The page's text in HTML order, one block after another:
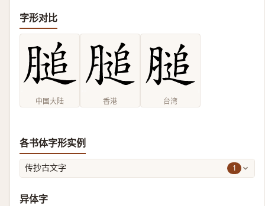
字形对比
中国大陆 香港 台湾
各书体字形实例
传抄古文字 1
异体字